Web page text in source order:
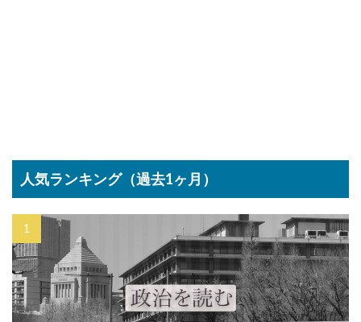
人気ランキング（過去1ヶ月）